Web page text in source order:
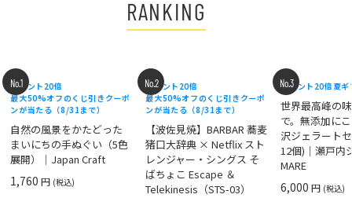
RANKING
No.1
ポイント20倍
最大50%オフのくじ引きクーポ
ンが当たる（8/31まで）
自然の風景をかたどった
まいにちの手ぬぐい（5色
展開）｜Japan Craft
1,760円 (税込)
No.2
ポイント20倍
最大50%オフのくじ引きクーポ
ンが当たる（8/31まで）
【波佐見焼】BARBAR 蕎麦
猪口大辞典 × Netflix スト
レンジャー・シングス そ
ばちょこ Escape ＆
Telekinesis（STS-03）
No.3
ポイント20倍 夏
世界最高峰の
で。無添加に
沢ジェラート
12個)｜瀬戸内
MARE
6,000円 (税込)